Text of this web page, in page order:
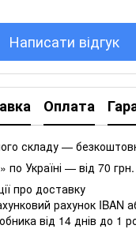
Написати відгук
Оплата
складу —
Україні — від 70 грн.
про доставку
рахунок IBAN
від 14 днів до 1